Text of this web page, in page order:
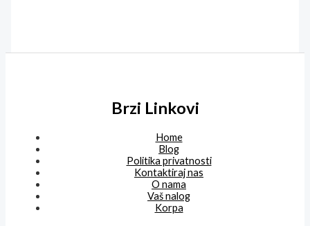
Brzi Linkovi
Home
Blog
Politika privatnosti
Kontaktiraj nas
O nama
Vaš nalog
Korpa